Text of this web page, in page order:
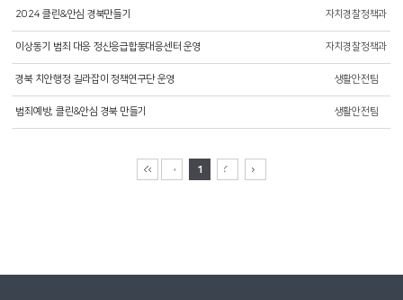
2024 클린&안심 경북만들기 자치경찰정책과
이상동기 범죄 대응 정신응급합동대응센터 운영 자치경찰정책과
경북 치안행정 길라잡이 정책연구단 운영 생활안전팀
범죄예방, 클린&안심 경북 만들기 생활안전팀
1